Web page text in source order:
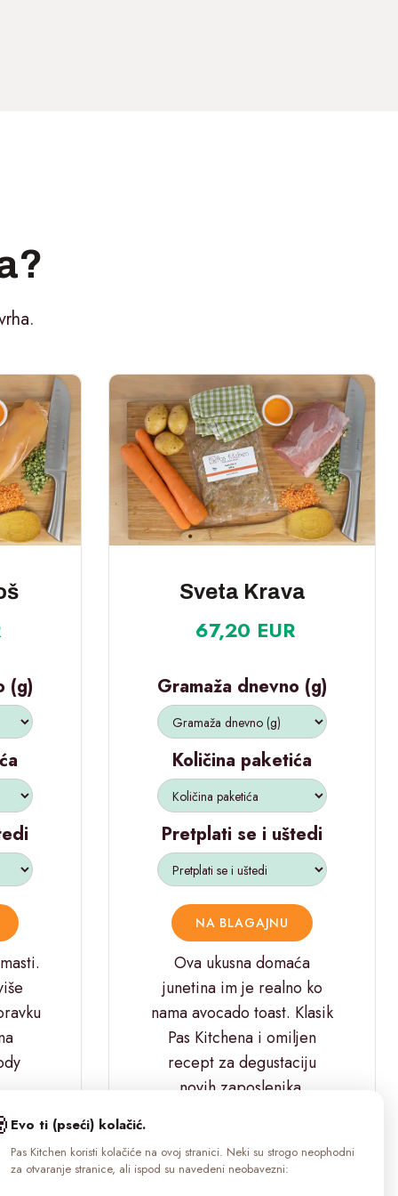
(g)
Sveta Krava
67,20 EUR
Ova ukusna domaća
junetina im je realno ko
nama avocado toast. Klasik
Pas Kitchena i omiljen
recept za degustaciju
novih zaposlenika.
Gramaža dnevno (g)
Količina paketića
Pretplati se i uštedi
NA BLAGAJNU
Evo ti (pseći) kolačić.
Pas Kitchen koristi kolačiće na ovoj stranici. Neki su strogo neophodni
za otvaranje stranice, ali ispod su navedeni neobavezni: